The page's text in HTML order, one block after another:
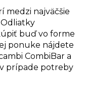
medzi najväčšie
buď vo forme
ponuke nájdete
CombiBar a
prípade potreby